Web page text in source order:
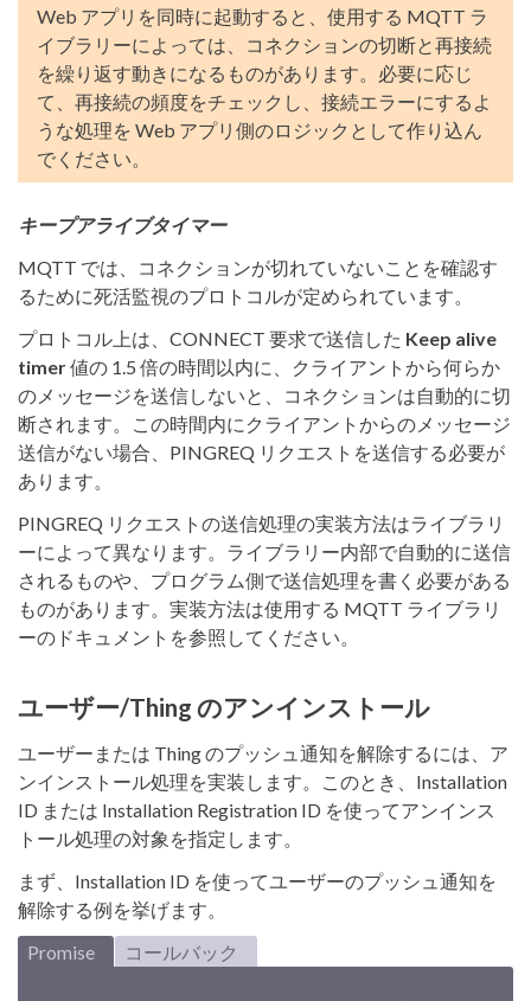
Web アプリを同時に起動すると、使用する MQTT ラ
イブラリーによっては、コネクションの切断と再接続
を繰り返す動きになるものがあります。必要に応じ
て、再接続の頻度をチェックし、接続エラーにするよ
うな処理を Web アプリ側のロジックとして作り込ん
でください。
キープアライブタイマー
MQTT では、コネクションが切れていないことを確認す
るために死活監視のプロトコルが定められています。
プロトコル上は、CONNECT 要求で送信した Keep alive
timer値の 1.5 倍の時間以内に、クライアントから何らか
のメッセージを送信しないと、コネクションは自動的に切
断されます。この時間内にクライアントからのメッセージ
送信がない場合、PINGREQ リクエストを送信する必要が
あります。
PINGREQ リクエストの送信処理の実装方法はライブラリ
ーによって異なります。ライブラリー内部で自動的に送信
されるものや、プログラム側で送信処理を書く必要がある
ものがあります。実装方法は使用する MQTT ライブラリ
ーのドキュメントを参照してください。
ユーザー/Thing のアンインストール
ユーザーまたは Thing のプッシュ通知を解除するには、ア
ンインストール処理を実装します。このとき、Installation
ID または Installation Registration ID を使ってアンインス
トール処理の対象を指定します。
まず、Installation ID を使ってユーザーのプッシュ通知を
解除する例を挙げます。
Promise
コールバック